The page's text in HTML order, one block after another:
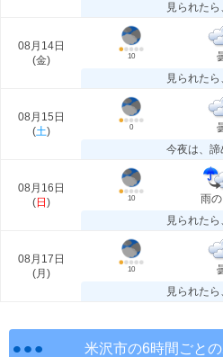
見られた
08月14日
(金) 10
見られた
08月15日
(土) 0
今夜は、諦
08月16日
(日 ) 10 雨
見られた
08月17日
(月 ) 10
見られた
米沢市の6時間ごと